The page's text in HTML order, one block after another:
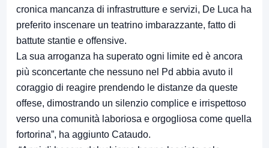
cronica mancanza di infrastrutture e servizi, De Luca ha
preferito inscenare un teatrino imbarazzante, fatto di
battute stantie e offensive.
La sua arroganza ha superato ogni limite ed è ancora
più sconcertante che nessuno nel Pd abbia avuto il
coraggio di reagire prendendo le distanze da queste
offese, dimostrando un silenzio complice e irrispettoso
verso una comunità laboriosa e orgogliosa come quella
fortorina”, ha aggiunto Cataudo.